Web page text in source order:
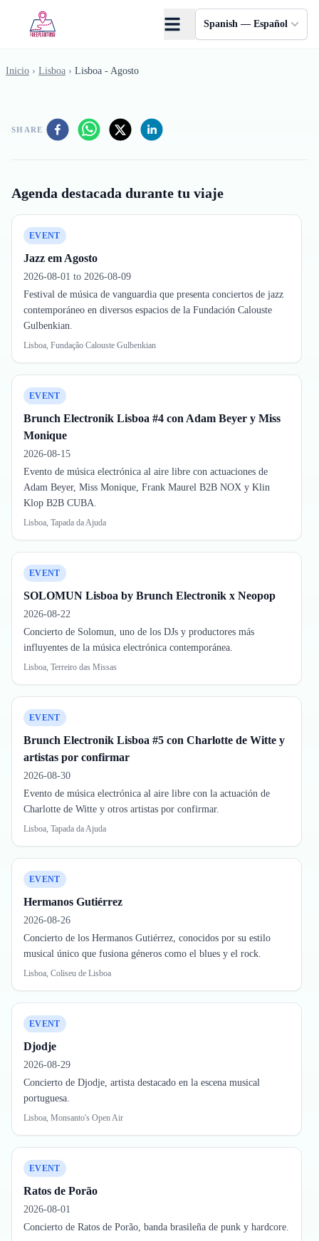
Spanish — Español
Inicio › Lisboa › Lisboa - Agosto
SHARE
Agenda destacada durante tu viaje
EVENT
Jazz em Agosto
2026-08-01 to 2026-08-09
Festival de música de vanguardia que presenta conciertos de jazz
contemporáneo en diversos espacios de la Fundación Calouste
Gulbenkian.
Lisboa, Fundação Calouste Gulbenkian
EVENT
Brunch Electronik Lisboa #4 con Adam Beyer y Miss
Monique
2026-08-15
Evento de música electrónica al aire libre con actuaciones de
Adam Beyer, Miss Monique, Frank Maurel B2B NOX y Klin
Klop B2B CUBA.
Lisboa, Tapada da Ajuda
EVENT
SOLOMUN Lisboa by Brunch Electronik x Neopop
2026-08-22
Concierto de Solomun, uno de los DJs y productores más
influyentes de la música electrónica contemporánea.
Lisboa, Terreiro das Missas
EVENT
Brunch Electronik Lisboa #5 con Charlotte de Witte y
artistas por confirmar
2026-08-30
Evento de música electrónica al aire libre con la actuación de
Charlotte de Witte y otros artistas por confirmar.
Lisboa, Tapada da Ajuda
EVENT
Hermanos Gutiérrez
2026-08-26
Concierto de los Hermanos Gutiérrez, conocidos por su estilo
musical único que fusiona géneros como el blues y el rock.
Lisboa, Coliseu de Lisboa
EVENT
Djodje
2026-08-29
Concierto de Djodje, artista destacado en la escena musical
portuguesa.
Lisboa, Monsanto's Open Air
EVENT
Ratos de Porão
2026-08-01
Concierto de Ratos de Porão, banda brasileña de punk y hardcore.